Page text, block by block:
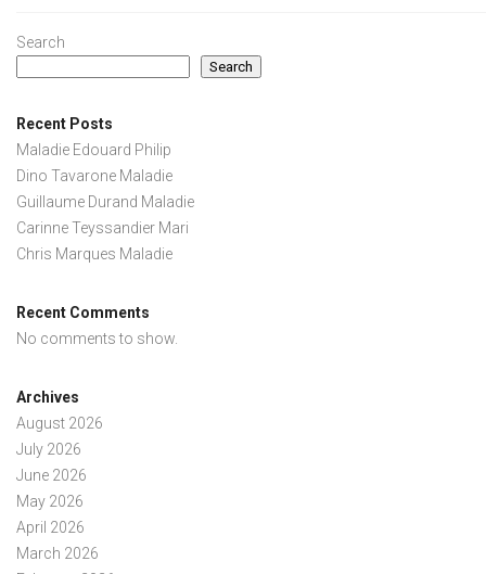
Search
Search
Recent Posts
Maladie Edouard Philip
Dino Tavarone Maladie
Guillaume Durand Maladie
Carinne Teyssandier Mari
Chris Marques Maladie
Recent Comments
No comments to show.
Archives
August 2026
July 2026
June 2026
May 2026
April 2026
March 2026